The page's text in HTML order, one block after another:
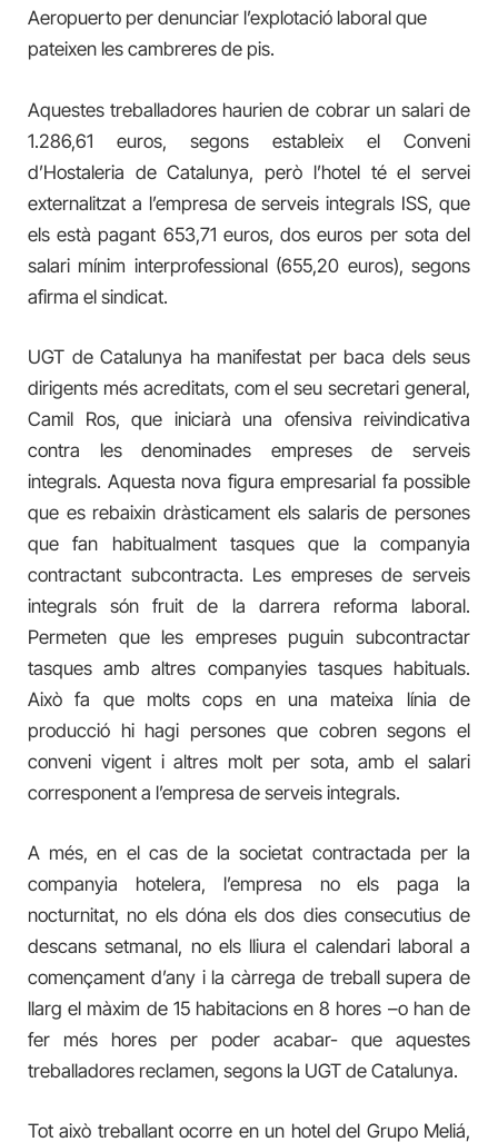
Aeropuerto per denunciar l’explotació laboral que
pateixen les cambreres de pis.
Aquestes treballadores haurien de cobrar un salari de
1.286,61 euros, segons estableix el Conveni
d’Hostaleria de Catalunya, però l’hotel té el servei
externalitzat a l’empresa de serveis integrals ISS, que
els està pagant 653,71 euros, dos euros per sota del
salari mínim interprofessional (655,20 euros), segons
afirma el sindicat.
UGT de Catalunya ha manifestat per baca dels seus
dirigents més acreditats, com el seu secretari general,
Camil Ros, que iniciarà una ofensiva reivindicativa
contra les denominades empreses de serveis
integrals. Aquesta nova figura empresarial fa possible
que es rebaixin dràsticament els salaris de persones
que fan habitualment tasques que la companyia
contractant subcontracta. Les empreses de serveis
integrals són fruit de la darrera reforma laboral.
Permeten que les empreses puguin subcontractar
tasques amb altres companyies tasques habituals.
Això fa que molts cops en una mateixa línia de
producció hi hagi persones que cobren segons el
conveni vigent i altres molt per sota, amb el salari
corresponent a l’empresa de serveis integrals.
A més, en el cas de la societat contractada per la
companyia hotelera, l’empresa no els paga la
nocturnitat, no els dóna els dos dies consecutius de
descans setmanal, no els lliura el calendari laboral a
començament d’any i la càrrega de treball supera de
llarg el màxim de 15 habitacions en 8 hores –o han de
fer més hores per poder acabar- que aquestes
treballadores reclamen, segons la UGT de Catalunya.
Tot això treballant ocorre en un hotel del Grupo Meliá,